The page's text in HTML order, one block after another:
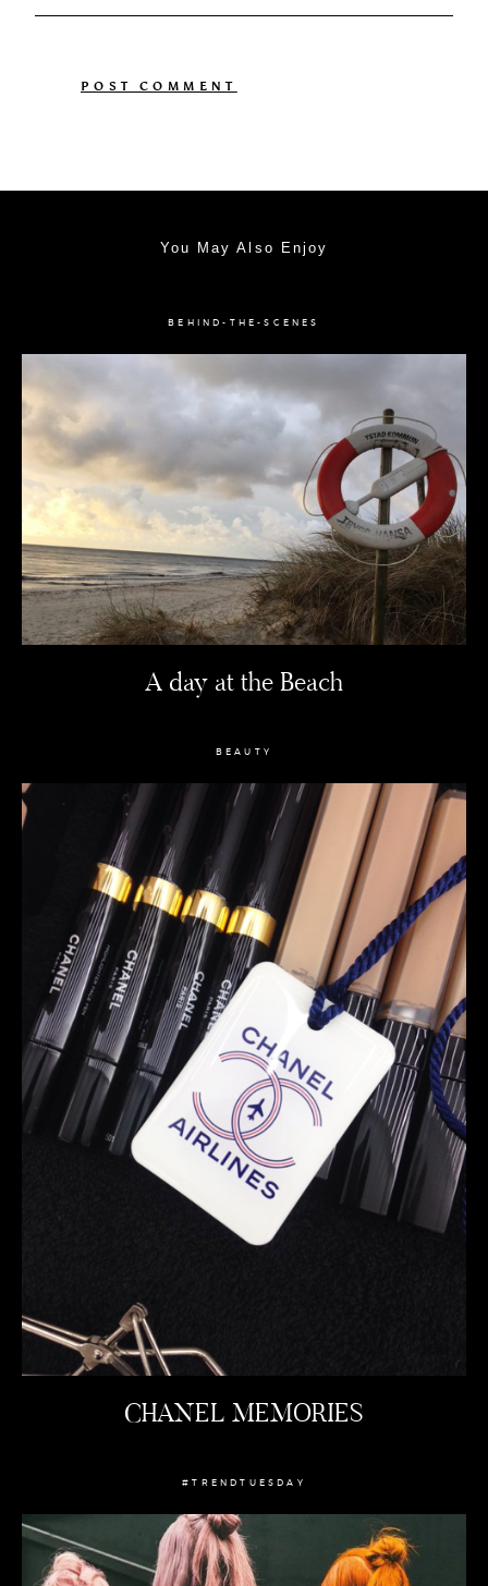
You May Also Enjoy
BEHIND-THE-SCENES
A day at the Beach
BEAUTY
CHANEL MEMORIES
#TRENDTUESDAY